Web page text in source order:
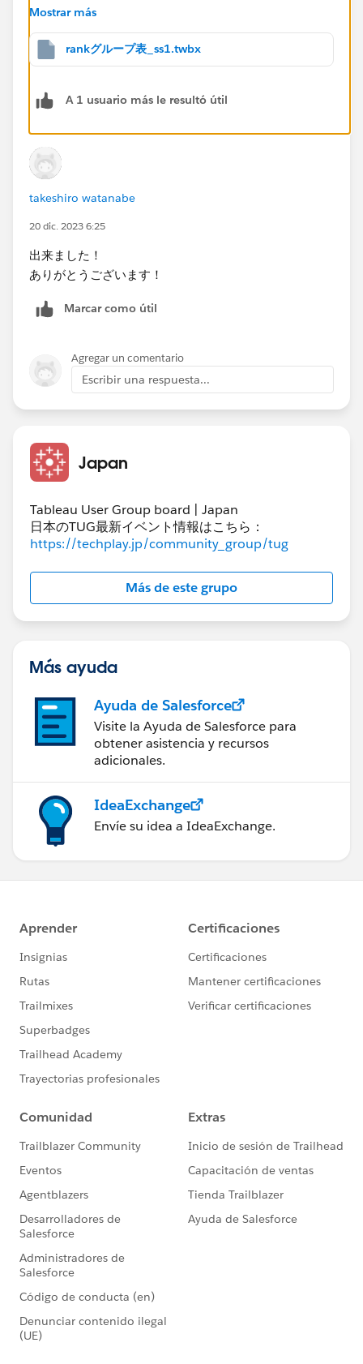
表計算の例も一応つけてワークブックを添付しておきま
す。
Mostrar más
rankグループ表_ss1.twbx
A 1 usuario más le resultó útil
takeshiro watanabe
20 dic. 2023 6:25
出来ました！
ありがとうございます！
Marcar como útil
Agregar un comentario
Escribir una respuesta...
Japan
Tableau User Group board | Japan
日本のTUG最新イベント情報はこちら：
https://techplay.jp/community_group/tug
Más de este grupo
Más ayuda
Ayuda de Salesforce
Visite la Ayuda de Salesforce para
obtener asistencia y recursos
adicionales.
IdeaExchange
Envíe su idea a IdeaExchange.